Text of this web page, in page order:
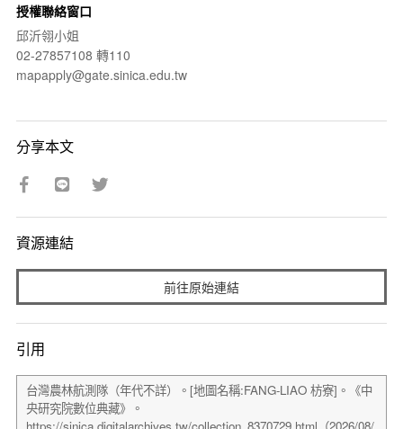
授權聯絡窗口
邱沂翎小姐
02-27857108 轉110
mapapply@gate.sinica.edu.tw
分享本文
資源連結
前往原始連結
引用